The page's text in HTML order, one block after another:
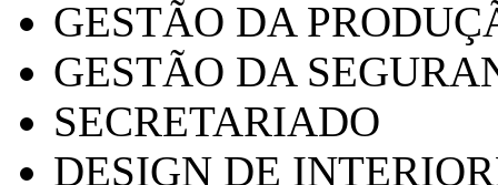
GESTÃO DA
GESTÃO DA
SECRETARIADO
DESIGN DE